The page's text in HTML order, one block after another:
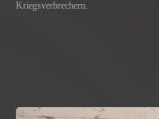
Kriegsverbrechern.